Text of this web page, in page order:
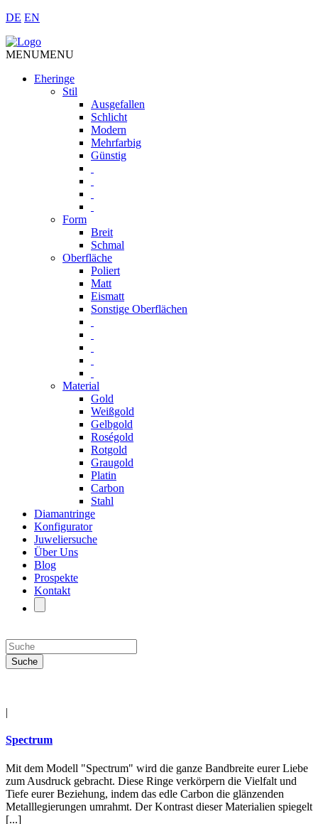
DE EN
MENUMENU
Eheringe
Stil
Ausgefallen
Schlicht
Modern
Mehrfarbig
Günstig
Form
Breit
Schmal
Oberfläche
Poliert
Matt
Eismatt
Sonstige Oberflächen
Material
Gold
Weißgold
Gelbgold
Roségold
Rotgold
Graugold
Platin
Carbon
Stahl
Diamantringe
Konfigurator
Juweliersuche
Über Uns
Blog
Prospekte
Kontakt
|
Spectrum
Mit dem Modell "Spectrum" wird die ganze Bandbreite eurer Liebe
zum Ausdruck gebracht. Diese Ringe verkörpern die Vielfalt und
Tiefe eurer Beziehung, indem das edle Carbon die glänzenden
Metalllegierungen umrahmt. Der Kontrast dieser Materialien spiegelt
[...]